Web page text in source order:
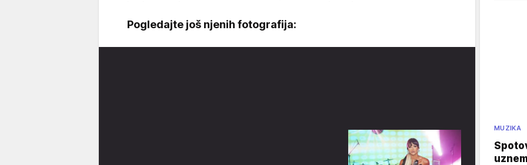
Pogledajte još njenih fotografija:
MUZIKA